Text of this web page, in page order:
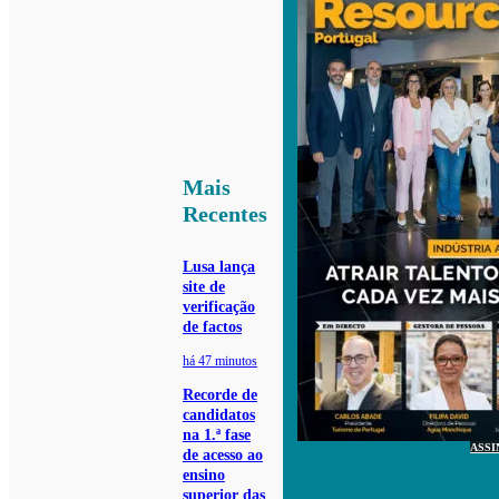
Mais
Recentes
Lusa lança
site de
verificação
de factos
há 47 minutos
Recorde de
candidatos
na 1.ª fase
de acesso ao
ensino
superior das